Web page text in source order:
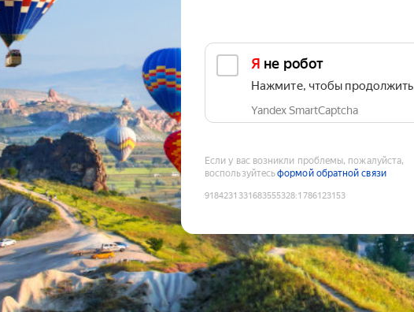
Я не робот
Нажмите, чтобы продолжить
Yandex SmartCaptcha
Если у вас возникли проблемы, пожалуйста,
воспользуйтесьформой обратной связи
9184231331683555328:1786123153